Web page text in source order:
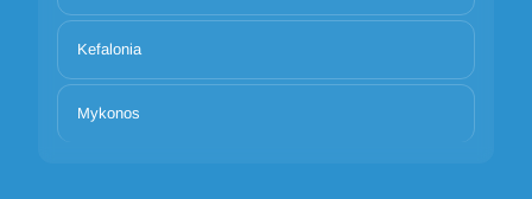
Kefalonia
Mykonos